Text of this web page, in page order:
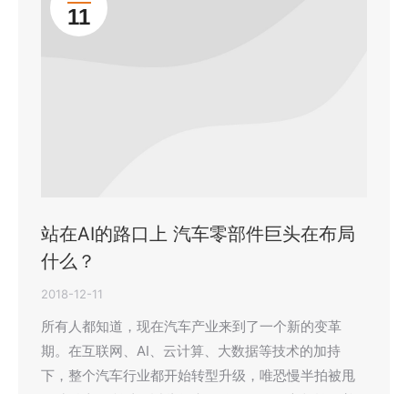
11
站在AI的路口上 汽车零部件巨头在布局
什么？
2018-12-11
所有人都知道，现在汽车产业来到了一个新的变革
期。在互联网、AI、云计算、大数据等技术的加持
下，整个汽车行业都开始转型升级，唯恐慢半拍被甩